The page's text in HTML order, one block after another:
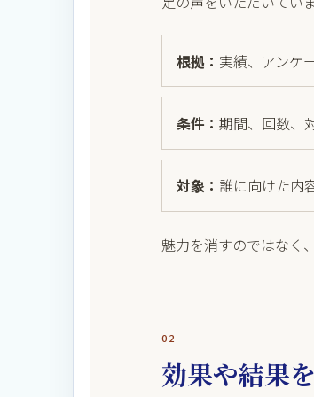
根拠： 実績、アンケ
条件： 期間、回数、
対象： 誰に向けた内
魅力を消すのではなく
02
効果や結果